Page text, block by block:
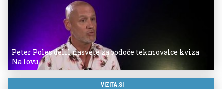
Peter Poles delil nasvete za bodoče tekmovalce kviza
Na lovu
VIZITA.SI